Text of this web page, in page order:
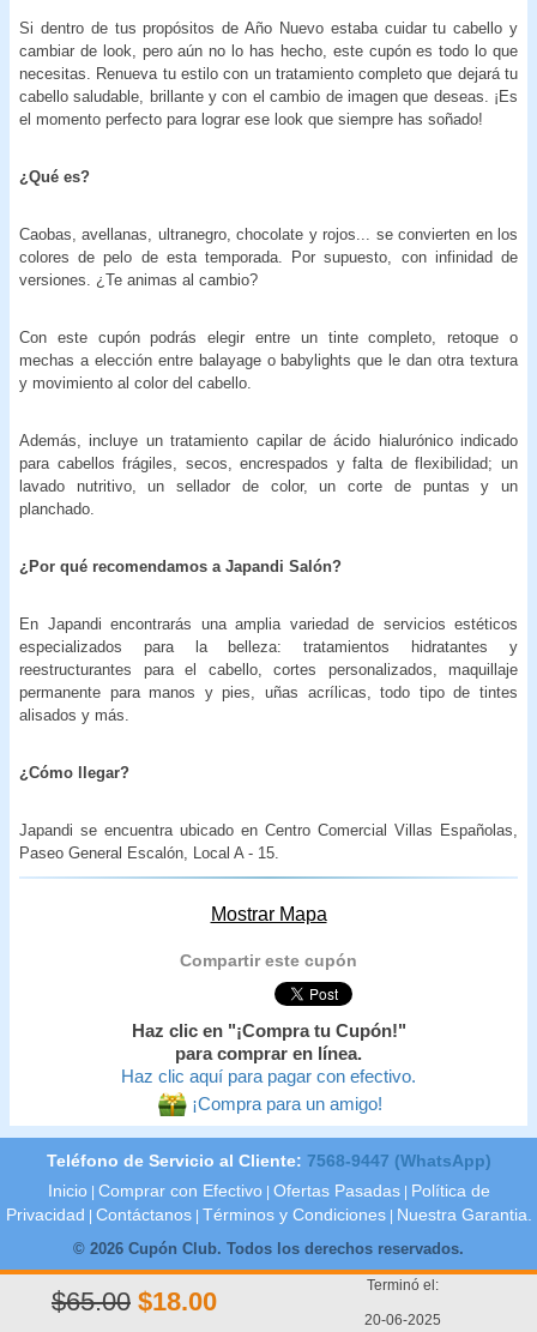
Si dentro de tus propósitos de Año Nuevo estaba cuidar tu cabello y
cambiar de look, pero aún no lo has hecho, este cupón es todo lo que
necesitas. Renueva tu estilo con un tratamiento completo que dejará tu
cabello saludable, brillante y con el cambio de imagen que deseas. ¡Es
el momento perfecto para lograr ese look que siempre has soñado!
¿Qué es?
Caobas, avellanas, ultranegro, chocolate y rojos... se convierten en los
colores de pelo de esta temporada. Por supuesto, con infinidad de
versiones. ¿Te animas al cambio?
Con este cupón podrás elegir entre un tinte completo, retoque o
mechas a elección entre balayage o babylights que le dan otra textura
y movimiento al color del cabello.
Además, incluye un tratamiento capilar de ácido hialurónico indicado
para cabellos frágiles, secos, encrespados y falta de flexibilidad; un
lavado nutritivo, un sellador de color, un corte de puntas y un
planchado.
¿Por qué recomendamos a Japandi Salón?
En Japandi encontrarás una amplia variedad de servicios estéticos
especializados para la belleza: tratamientos hidratantes y
reestructurantes para el cabello, cortes personalizados, maquillaje
permanente para manos y pies, uñas acrílicas, todo tipo de tintes
alisados y más.
¿Cómo llegar?
Japandi se encuentra ubicado en Centro Comercial Villas Españolas,
Paseo General Escalón, Local A - 15.
Mostrar Mapa
Compartir este cupón
Haz clic en "¡Compra tu Cupón!"
para comprar en línea.
Haz clic aquí para pagar con efectivo.
¡Compra para un amigo!
$65.00 $18.00
Terminó el:
20-06-2025
Teléfono de Servicio al Cliente: 7568-9447 (WhatsApp)
Inicio Comprar con Efectivo Ofertas Pasadas
Política de
Privacidad
Contáctanos Términos y Condiciones
Nuestra Garantia.
© 2026 Cupón Club. Todos los derechos reservados.